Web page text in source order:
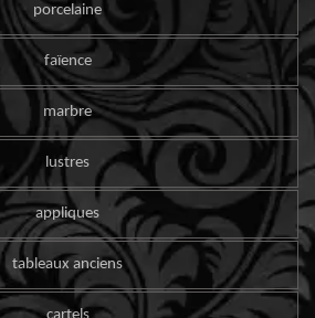
porcelaine
faïence
marbre
lustres
appliques
tableaux anciens